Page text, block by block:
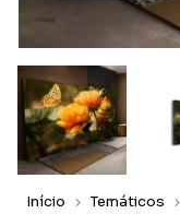
Início Temáticos